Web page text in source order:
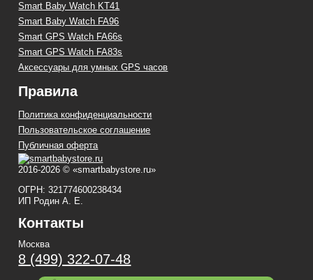
Smart Baby Watch KT41
Smart Baby Watch FA96
Smart GPS Watch FA66s
Smart GPS Watch FA83s
Аксессуары для умных GPS часов
Правила
Политика конфиденциальности
Пользовательское соглашение
Публичная оферта
2016-2026 © «smartbabystore.ru»
ОГРН: 321774600238434
ИП Родин А. Е.
Контакты
Москва
8 (499) 322-07-48